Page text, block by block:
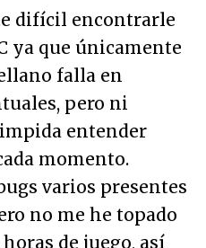
difícil encontrarle
ya que únicamente
falla en
pero ni
entender
momento.
varios presentes
no me he topado
de juego, así